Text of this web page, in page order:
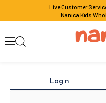
Live Customer
Nanıca Kıds
Login